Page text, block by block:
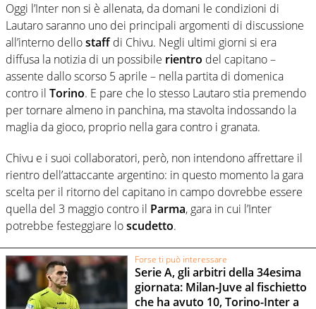
Oggi l’Inter non si è allenata, da domani le condizioni di
Lautaro saranno uno dei principali argomenti di discussione
all’interno dellostaffdi Chivu. Negli ultimi giorni si era
diffusa la notizia di un possibile rientro del capitano –
assente dallo scorso 5 aprile – nella partita di domenica
contro il Torino. E pare che lo stesso Lautaro stia premendo
per tornare almeno in panchina, ma stavolta indossando la
maglia da gioco, proprio nella gara contro i granata.
Chivu e i suoi collaboratori, però, non intendono affrettare il
rientro dell’attaccante argentino: in questo momento la gara
scelta per il ritorno del capitano in campo dovrebbe essere
quella del 3 maggio contro il Parma, gara in cui l’Inter
potrebbe festeggiare loscudetto.
Forse ti può interessare
Serie A, gli arbitri della 34esima
giornata: Milan-Juve al fischietto
che ha avuto 10, Torino-Inter a